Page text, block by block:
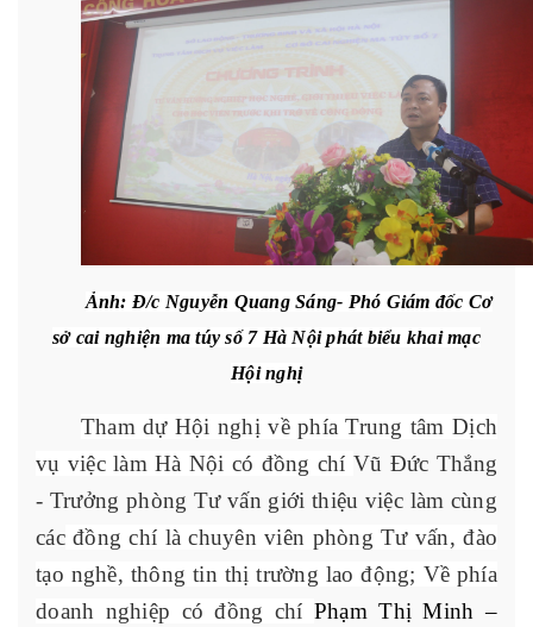
Ảnh: Đ/c Nguyễn Quang Sáng- Phó Giám đốc Cơ
sở cai nghiện ma túy số 7 Hà Nội phát biểu khai mạc
Hội nghị
Tham dự Hội nghị về phía Trung tâm Dịch
vụ việc làm Hà Nội có đồng chí Vũ Đức Thắng
- Trưởng phòng Tư vấn giới thiệu việc làm cùng
cácđồng chí là chuyên viên phòng Tư vấn, đào
tạo nghề, thông tin thị trường lao động; Về phía
doanh nghiệp có đồng chí Phạm Thị Minh –